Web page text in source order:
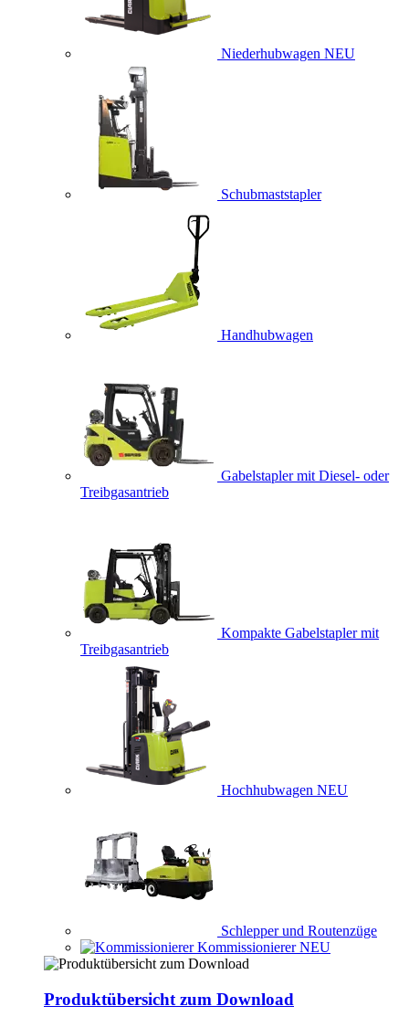
Niederhubwagen NEU
Schubmaststapler
Handhubwagen
Gabelstapler mit Diesel- oder
Treibgasantrieb
Kompakte Gabelstapler mit
Treibgasantrieb
Hochhubwagen NEU
Schlepper und Routenzüge
Kommissionierer NEU
Produktübersicht zum Download